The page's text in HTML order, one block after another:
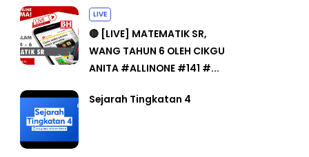
LIVE
🔴 [LIVE] MATEMATIK SR,
WANG TAHUN 6 OLEH CIKGU
ANITA #ALLINONE #141 #...
Sejarah Tingkatan 4